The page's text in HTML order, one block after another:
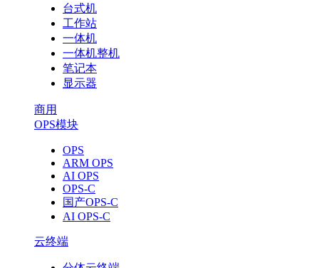
台式机
工作站
一体机
一体机整机
笔记本
显示器
商用
OPS模块
OPS
ARM OPS
AI OPS
OPS-C
国产OPS-C
AI OPS-C
云终端